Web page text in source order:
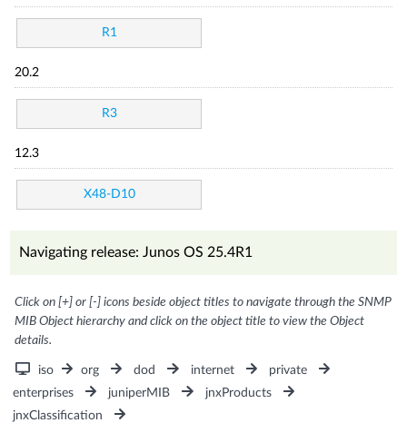
R1
20.2
R3
12.3
X48-D10
Navigating release: Junos OS 25.4R1
Click on [+] or [-] icons beside object titles to navigate through the SNMP
MIB Object hierarchy and click on the object title to view the Object
details.
iso org dod internet
private
enterprises
juniperMIB
jnxProducts
jnxClassification